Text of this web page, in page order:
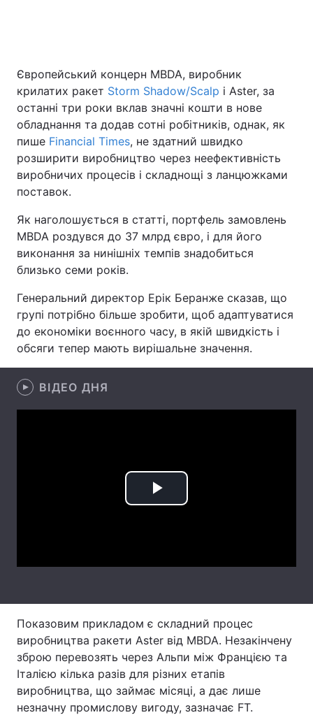
Головна Війна
Україна Політика
Економіка Світ
Спорт Наука
Зброя Інциденти
Цікавинки Погода
Екологія Регіони
Лонгріди
Відео з Youtube
Тема оформлення
Європейський концерн MBDA, виробник
крилатих ракет Storm Shadow/Scalp і Aster, за
останні три роки вклав значні кошти в нове
обладнання та додав сотні робітників, однак, як
пише Financial Times, не здатний швидко
розширити виробництво через неефективність
виробничих процесів і складнощі з ланцюжками
поставок.
Як наголошується в статті, портфель замовлень
MBDA роздувся до 37 млрд євро, і для його
виконання за нинішніх темпів знадобиться
близько семи років.
Генеральний директор Ерік Беранже сказав, що
групі потрібно більше зробити, щоб адаптуватися
до економіки воєнного часу, в якій швидкість і
обсяги тепер мають вирішальне значення.
ВІДЕО ДНЯ
Play
Показовим прикладом є складний процес
виробництва ракети Aster від MBDA. Незакінчену
зброю перевозять через Альпи між Францією та
Італією кілька разів для різних етапів
виробництва, що займає місяці, а дає лише
незначну промислову вигоду, зазначає FT.